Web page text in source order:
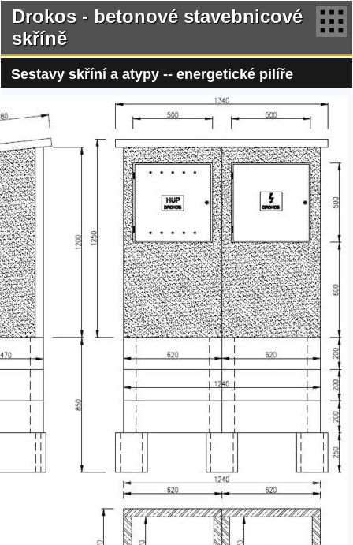
Drokos - betonové stavebnicové
skříně
Sestavy skříní a atypy -- energetické pilíře